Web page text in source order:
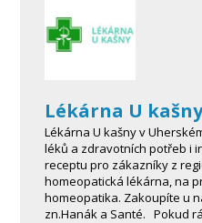
Lékárna U
Lékárna U kašny v
léků a zdravotních potřeb i
receptu pro zákazníky z
homeopatická lékárna, na
homeopatika. Zakoupíte u
zn.Hanák a Santé. Pokud